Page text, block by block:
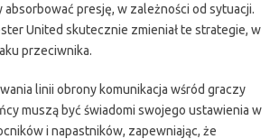
absorbować presję, w zależności od sytuacji.
United skutecznie zmieniał te strategie, w
przeciwnika.
linii obrony komunikacja wśród graczy
muszą być świadomi swojego ustawienia w
i napastników, zapewniając, że